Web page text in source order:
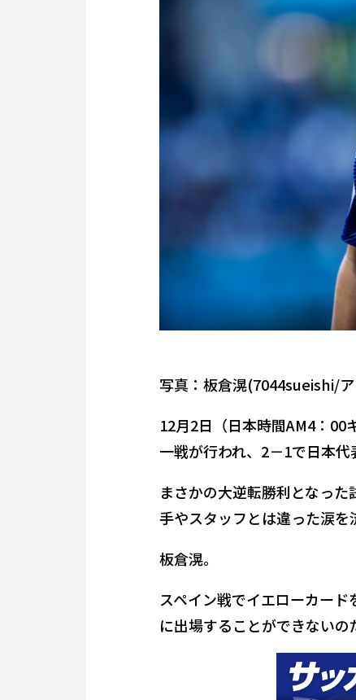
写真：板倉滉(7044sueishi/
12月2日（日本時間AM4：00
一戦が行われ、2－1で日本代
まさかの大逆転勝利となっ
手やスタッフとは違った涙を
板倉滉。
スペイン戦でイエローカー
に出場することができないの